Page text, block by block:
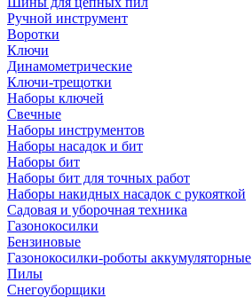
Ручной инструмент
Воротки
Ключи
Динамометрические
Ключи-трещотки
Наборы ключей
Свечные
Наборы инструментов
Наборы насадок и бит
Наборы бит
Наборы бит для точных работ
Наборы накидных насадок с рукояткой
Садовая и уборочная техника
Газонокосилки
Бензиновые
Газонокосилки-роботы аккумуляторные
Пилы
Снегоуборщики